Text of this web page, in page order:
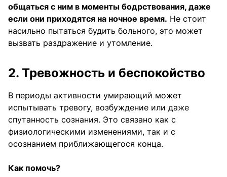
общаться с ним в моменты бодрствования, даже
если они приходятся на ночное время. Не стоит
насильно пытаться будить больного, это может
вызвать раздражение и утомление.
2. Тревожность и беспокойство
В периоды активности умирающий может
испытывать тревогу, возбуждение или даже
спутанность сознания. Это связано как с
физиологическими изменениями, так и с
осознанием приближающегося конца.
Как помочь?